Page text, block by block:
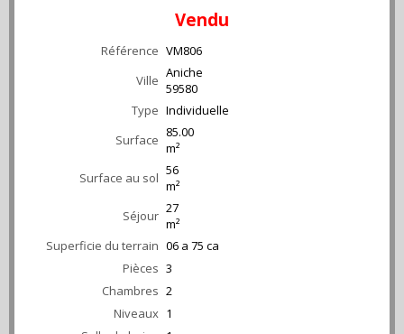
Vendu
Référence VM806
Ville Aniche
59580
Type Individuelle
Surface 85.00
m²
Surface au sol 56
m²
Séjour 27
m²
Superficie du terrain 06 a 75 ca
Pièces 3
Chambres 2
Niveaux 1